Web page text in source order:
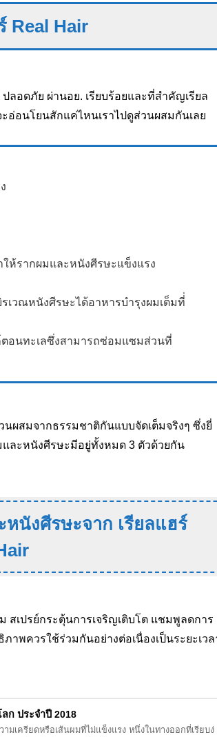
Real Hair
ลอดภัย ผ่านอย. เรียบร้อยและที่สำคัญเรียล
อ่อนโยนสักแค่ไหนเราไปดูส่วนผสมกันเลย
ห้รากผมและหนังศีรษะแข็งแรง
เวณหนังศีรษะได้อาหารบำรุงผมเต็มที่่
อนทะเลซึ่งสามารถซ่อมแซมส่วนที่
ผสมจากธรรมชาติกันแบบจัดเต็มจริงๆ ซึ่งยี่
ละหนังศีรษะมีอยู่ทั้งหมด 3 ตัวด้วยกัน
นังศีรษะจาก เรียลแฮร์
เปรย์กระตุ้นการเจริญเติบโต แชมพูลดการ
าพควรใช้ร่วมกันอย่างต่อเนื่องเป็นระยะเวล
ก ประจำปี 2018
เครียดหรือเส้นผมที่ไม่แข็งแรง หนึ่งในทางออกที่เรียบง่